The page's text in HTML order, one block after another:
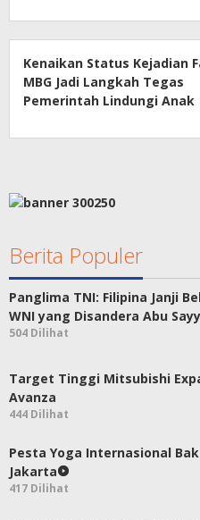
Kenaikan Status Kejadian
MBG Jadi Langkah Tegas
Pemerintah Lindungi Anak
Berita Populer
Panglima TNI: Filipina Janji
WNI yang Disandera Abu
504 Dilihat
Target Tinggi Mitsubishi
Avanza
444 Dilihat
Pesta Yoga Internasional
Jakarta
417 Dilihat